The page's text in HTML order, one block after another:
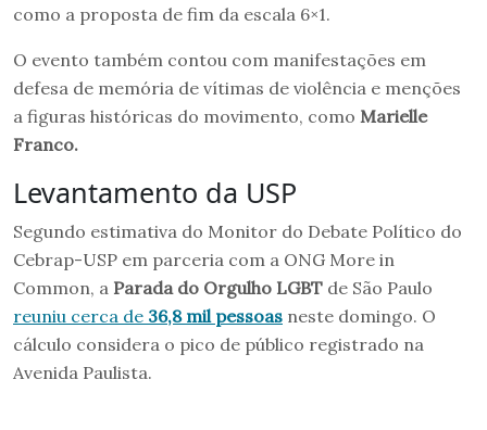
como a proposta de fim da escala 6×1.
O evento também contou com manifestações em
defesa de memória de vítimas de violência e menções
a figuras históricas do movimento, como Marielle
Franco.
Levantamento da USP
Segundo estimativa do Monitor do Debate Político do
Cebrap-USP em parceria com a ONG More in
Common, a Parada do Orgulho LGBT de São Paulo
reuniu cerca de 36,8 mil pessoas neste domingo. O
cálculo considera o pico de público registrado na
Avenida Paulista.